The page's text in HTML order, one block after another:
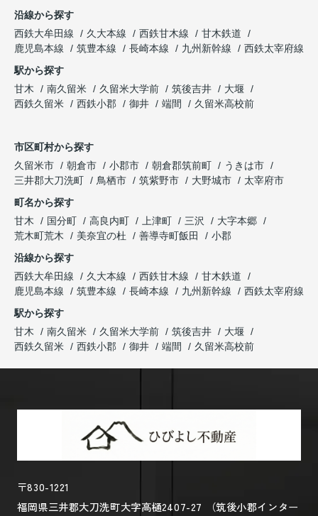
沿線から探す
西鉄大牟田線
久大本線 西鉄甘木線
甘木鉄道
鹿児島本線
筑豊本線 長崎本線 九州新幹線
西鉄太宰府線
駅から探す
甘木
南久留米 久留米大学前 筑後吉井
大堰
西鉄久留米
西鉄小郡 御井 端間 久留米高校前
市区町村から探す
久留米市
朝倉市 小郡市 朝倉郡筑前町
うきは市
三井郡大刀洗町
鳥栖市 筑紫野市 大野城市
太宰府市
町名から探す
甘木
国分町 高良内町 上津町 三沢
大字本郷
荒木町荒木
美奈宜の杜 善導寺町飯田
小郡
沿線から探す
西鉄大牟田線
久大本線 西鉄甘木線
甘木鉄道
鹿児島本線
筑豊本線 長崎本線 九州新幹線
西鉄太宰府線
駅から探す
甘木
南久留米 久留米大学前 筑後吉井
大堰
西鉄久留米
西鉄小郡 御井 端間 久留米高校前
〒830-1221
福岡県三井郡大刀洗町大字高樋2407-27 （筑後小郡インター